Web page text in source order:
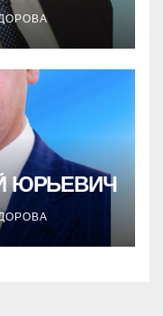
ЮРЬЕВИЧ